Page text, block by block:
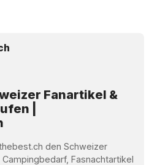
Fanartikel &
|
den Schweizer
Fasnachtartikel